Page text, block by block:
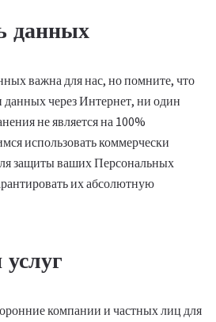
данных
важна для нас, но помните, что
данных через Интернет, ни один
не является на 100%
использовать коммерчески
защиты ваших Персональных
их абсолютную
компании и частных лиц для